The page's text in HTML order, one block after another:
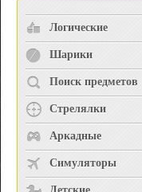
Логические
Шарики
Поиск предметов
Стрелялки
Аркадные
Симуляторы